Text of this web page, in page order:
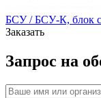
БСУ / БСУ-К, блок
Заказать
Запрос на